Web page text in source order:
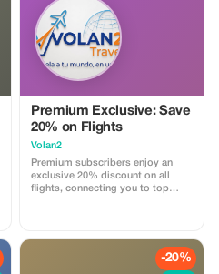
Premium Exclusive: Save
20% on Flights
Volan2
Premium subscribers enjoy an
exclusive 20% discount on all
flights, connecting you to top
-20%